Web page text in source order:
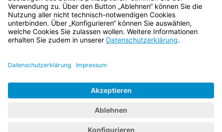
Bayern.de
BayernPortal
Impressum